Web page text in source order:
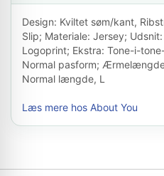
Design: Kviltet søm/kant,
Slip; Materiale: Jersey;
Logoprint; Ekstra: Tone-i-
Normal pasform;
Normal længde, L
Læs mere hos About You